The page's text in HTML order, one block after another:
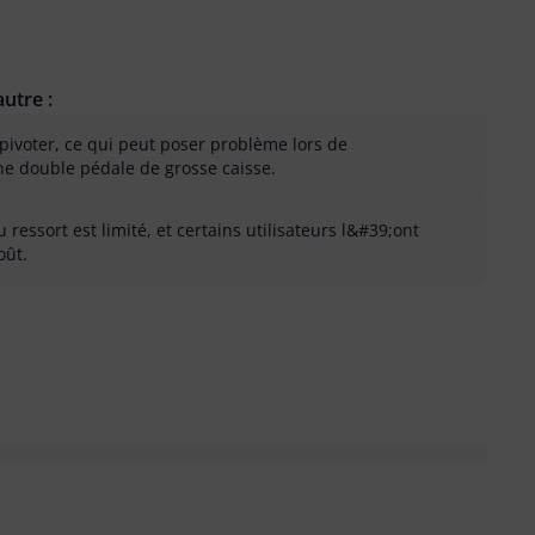
:
ce qui peut poser problème lors de
double pédale de grosse caisse.
ressort est limité, et certains utilisateurs l&#39;ont
inutile